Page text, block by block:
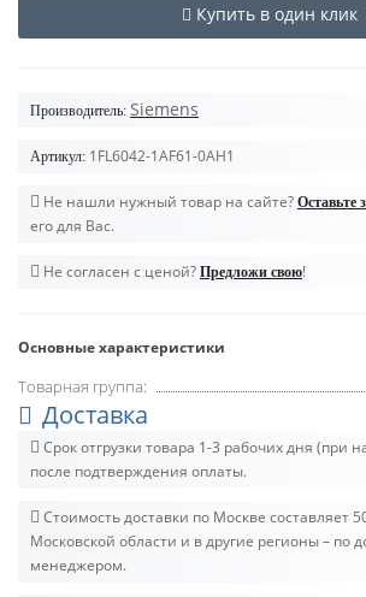
Купить в один клик
Производитель: Siemens
Артикул: 1FL6042-1AF61-0AH1
Не нашли нужный товар на сайте? Оставьте
его для Вас.
Не согласен с ценой? Предложи свою!
Основные характеристики
Товарная группа:
Доставка
Срок отгрузки товара 1-3 рабочих дня (при
после подтверждения оплаты.
Стоимость доставки по Москве составляет
Московской области и в другие регионы – по
менеджером.